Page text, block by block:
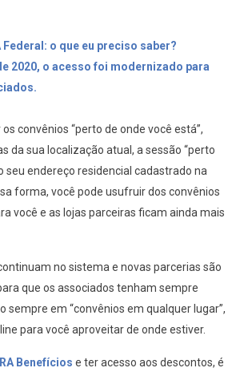
Federal: o que eu preciso saber?
2020, o acesso foi modernizado para
convênios “perto de onde você está”,
da sua localização atual, a sessão “perto
seu endereço residencial cadastrado na
forma, você pode usufruir dos convênios
você e as lojas parceiras ficam ainda mais
no sistema e novas parcerias são
que os associados tenham sempre
sempre em “convênios em qualquer lugar”,
para você aproveitar de onde estiver.
Benefícios e ter acesso aos descontos, é